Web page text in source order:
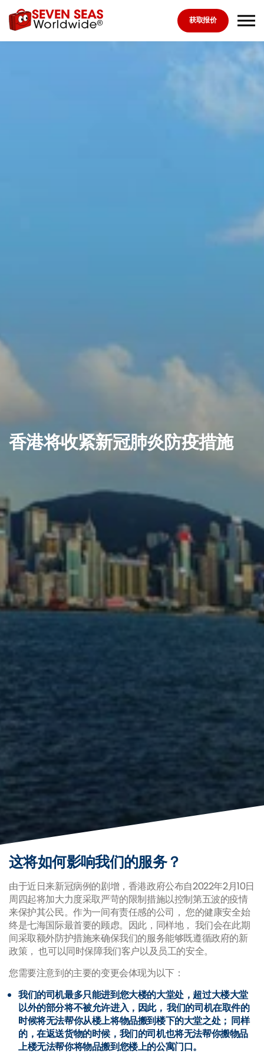
Skip to the content
获取报价
香港将收紧新冠肺炎防疫措施
这将如何影响我们的服务？
由于近日来新冠病例的剧增，香港政府公布自2022年2月10日
周四起将加大力度采取严苛的限制措施以控制第五波的疫情
来保护其公民。作为一间有责任感的公司， 您的健康安全始
终是七海国际最首要的顾虑。因此，同样地， 我们会在此期
间采取额外防护措施来确保我们的服务能够既遵循政府的新
政策， 也可以同时保障我们客户以及员工的安全。
您需要注意到的主要的变更会体现为以下：
我们的司机最多只能进到您大楼的大堂处，超过大楼大堂
以外的部分将不被允许进入，因此， 我们的司机在取件的
时候将无法帮你从楼上将物品搬到楼下的大堂之处； 同样
的，在返送货物的时候，我们的司机也将无法帮你搬物品
上楼无法帮你将物品搬到您楼上的公寓门口。